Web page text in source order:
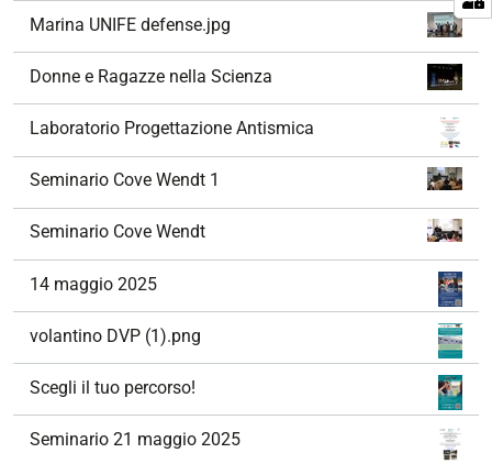
Marina UNIFE defense.jpg
Donne e Ragazze nella Scienza
Laboratorio Progettazione Antismica
Seminario Cove Wendt 1
Seminario Cove Wendt
14 maggio 2025
volantino DVP (1).png
Scegli il tuo percorso!
Seminario 21 maggio 2025